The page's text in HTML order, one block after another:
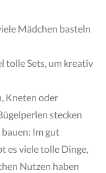
Mädchen basteln
tolle Sets, um kreativ
Kneten oder
stecken
Im gut
es viele tolle Dinge,
Nutzen haben